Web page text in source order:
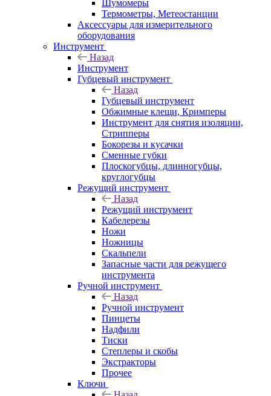
Шумомеры
Термометры, Метеостанции
Аксессуары для измерительного
оборудования
Инструмент
Назад
Инструмент
Губцевый инструмент
Назад
Губцевый инструмент
Обжимные клещи, Кримперы
Инструмент для снятия изоляции,
Стрипперы
Бокорезы и кусачки
Сменные губки
Плоскогубцы, длинногубцы,
круглогубцы
Режущий инструмент
Назад
Режущий инструмент
Кабелерезы
Ножи
Ножницы
Скальпели
Запасные части для режущего
инструмента
Ручной инструмент
Назад
Ручной инструмент
Пинцеты
Надфили
Тиски
Степлеры и скобы
Экстракторы
Прочее
Ключи